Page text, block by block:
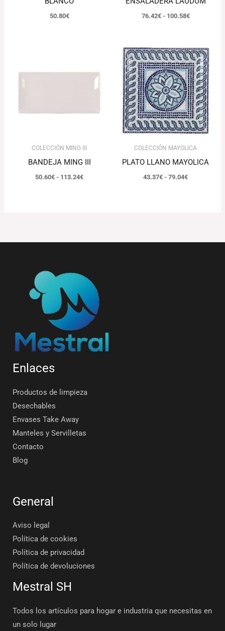
50.80€ 76.42€ - 100.58€
COLECCIÓN MING III
BANDEJA MING III
50.60€ - 113.24€
desde
50.60€
hasta
COLECCIÓN MAYOLICA
PLATO LLANO MAYOLICA
43.37€ - 79.04€
Rango
de
precios:
desde
43.37€
hasta
79.04€
Enlaces
Productos de limpieza
Desechables
Envases Take Away
Manteles y Servilletas
Contacto
Blog
General
Aviso legal
Política de cookies
Política de privacidad
Política de devoluciones
Mestral SH
Todos los artículos para hogar e industria que necesitas en
un solo lugar